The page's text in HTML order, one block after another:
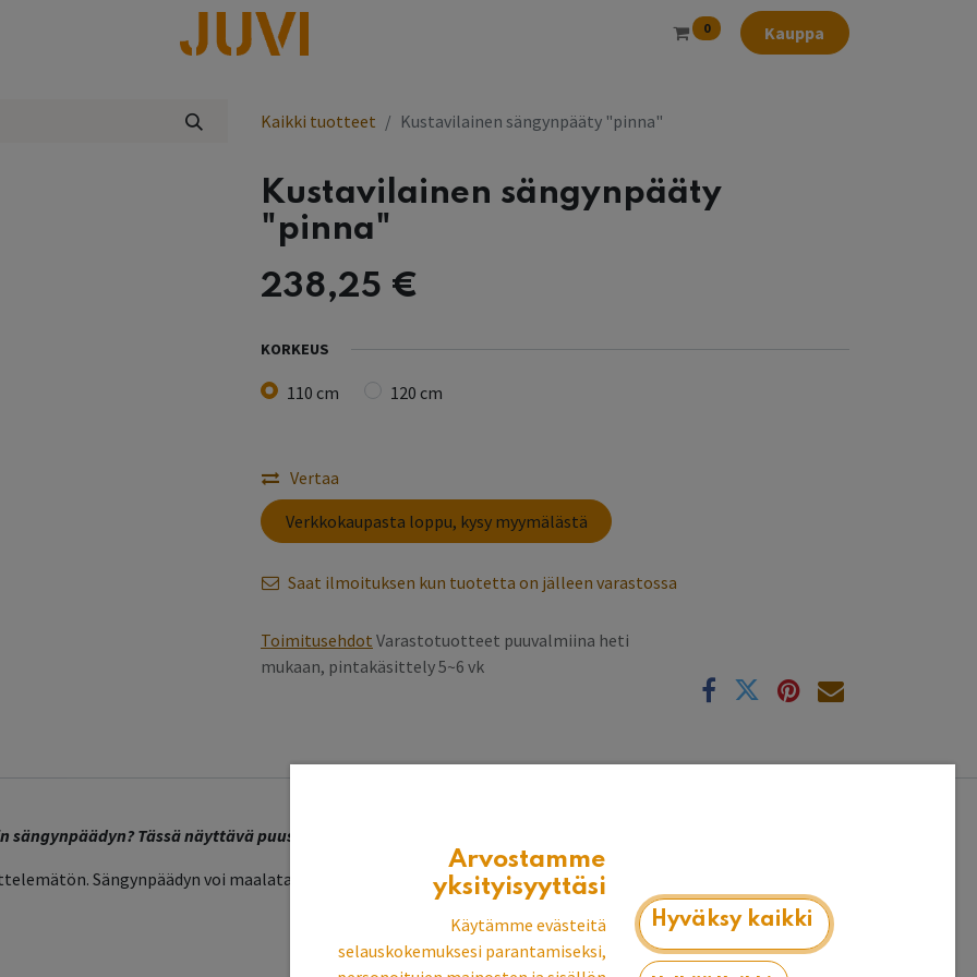
0 Kauppa
Kaikki tuotteet Kustavilainen sängynpääty "pinna"
Kustavilainen sängynpääty
"pinna"
238,25 €
KORKEUS
110 cm 120 cm
Vertaa
Verkkokaupasta loppu, kysy myymälästä
Saat ilmoituksen kun tuotetta on jälleen varastossa
Toimitusehdot Varastotuotteet puuvalmiina heti
mukaan, pintakäsittely 5~6 vk
Tässä näyttävä puusängynpääty, jolla saat upean ilmeen makuuhuoneeseesi!
Sängynpäädyn voi maalata minkä väriseksi tahansa.
Arvostamme
yksityisyyttäsi
Käytämme evästeitä
selauskokemuksesi parantamiseksi,
Hyväksy kaikki